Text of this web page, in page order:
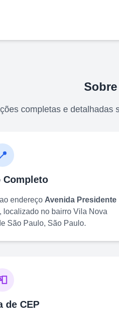
completas e
Completo
endereço Avenida Presidente
localizado no bairro Vila Nova
São Paulo, São Paulo.
de CEP